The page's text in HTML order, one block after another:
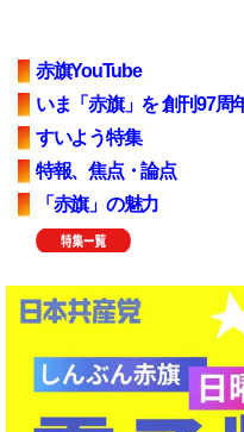
赤旗YouTube
いま「赤旗」を 創刊97周
すいよう特集
特報、焦点・論点
「赤旗」の魅力